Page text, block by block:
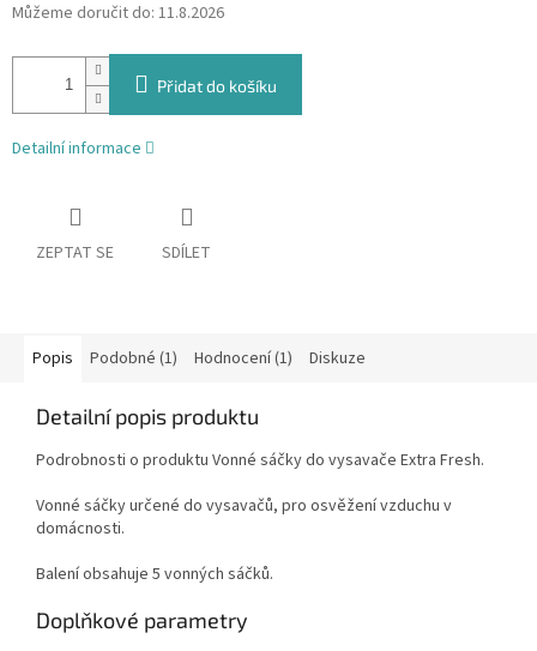
Můžeme doručit do: 11.8.2026
Přidat do košíku
Detailní informace
ZEPTAT SE SDÍLET
Popis Podobné (1) Hodnocení (1) Diskuze
Detailní popis produktu
Podrobnosti o produktu Vonné sáčky do vysavače Extra Fresh.
Vonné sáčky určené do vysavačů, pro osvěžení vzduchu v
domácnosti.
Balení obsahuje 5 vonných sáčků.
Doplňkové parametry